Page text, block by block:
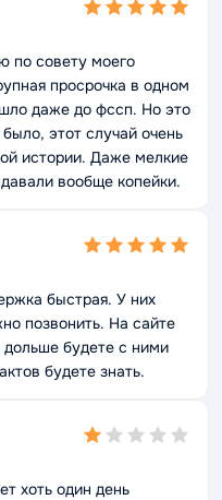
по совету моего
просрочка в одном
даже до фссп. Но это
этот случай очень
истории. Даже мелкие
вообще копейки.
быстрая. У них
позвонить. На сайте
дольше будете с ними
будете знать.
хоть один день